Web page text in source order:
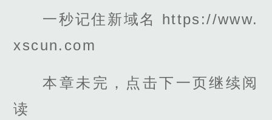
一秒记住新域名 https://www.
xscun.com
本章未完，点击下一页继续阅
读